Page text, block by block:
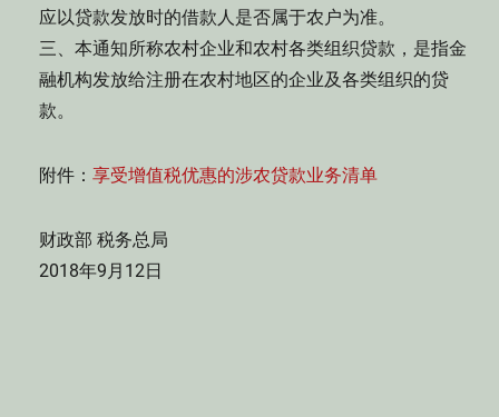
应以贷款发放时的借款人是否属于农户为准。
三、本通知所称农村企业和农村各类组织贷款，是指金
融机构发放给注册在农村地区的企业及各类组织的贷
款。
附件： 享受增值税优惠的涉农贷款业务清单
财政部 税务总局
2018年9月12日